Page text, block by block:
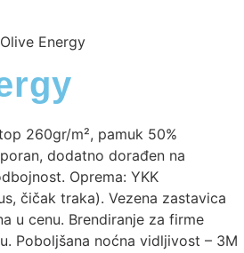
Energy
260gr/m², pamuk 50%
dodatno dorađen na
Oprema: YKK
čičak traka). Vezena zastavica
u cenu. Brendiranje za firme
Poboljšana noćna vidljivost – 3M